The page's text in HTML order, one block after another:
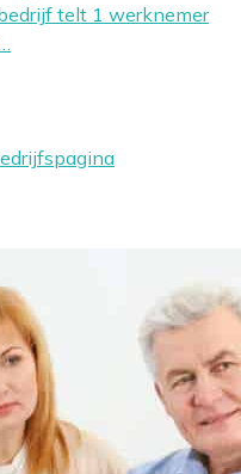
telt 1 werknemer